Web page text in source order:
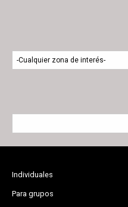
Individuales
Para grupos